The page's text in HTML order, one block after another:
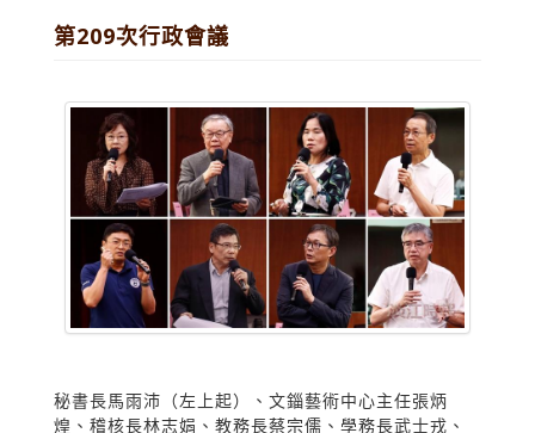
第209次行政會議
秘書長馬雨沛（左上起）、文錙藝術中心主任張炳
煌、稽核長林志娟、教務長蔡宗儒、學務長武士戎、